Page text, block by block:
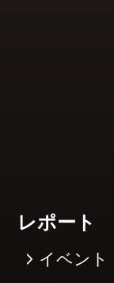
レポート
イベント